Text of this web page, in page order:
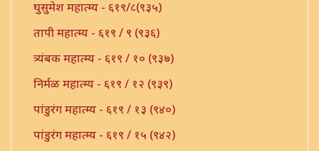
घुसुमेश महात्म्य - ६१९/८(९३५)
तापी महात्म्य - ६१९ / ९ (९३६)
त्र्यंबक महात्म्य - ६१९ / १० (९३७)
निर्मळ महात्म्य - ६१९ / १२ (९३९)
पांडुरंग महात्म्य - ६१९ / १३ (९४०)
पांडुरंग महात्म्य - ६१९ / १५ (९४२)